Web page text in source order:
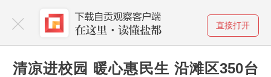
直接打开
清凉进校园 暖心惠民生 沿滩区350台